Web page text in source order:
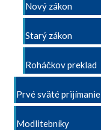
Nový zákon
Starý zákon
Roháčkov preklad
Prvé sväté prijímanie
Modlitebníky